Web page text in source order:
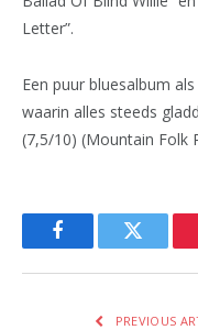
Letter”.
Een puur bluesalbum
waarin alles steeds
(7,5/10) (Mountain Folk
FacebookTwitter
PREVIOUS